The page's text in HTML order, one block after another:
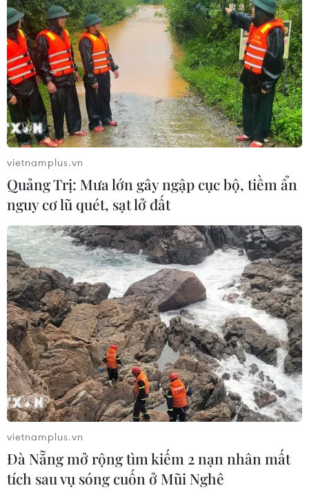
vietnamplus.vn
Quảng Trị: Mưa lớn gây ngập cục bộ, tiềm ẩn
nguy cơ lũ quét, sạt lở đất
vietnamplus.vn
Đà Nẵng mở rộng tìm kiếm 2 nạn nhân mất
tích sau vụ sóng cuốn ở Mũi Nghê